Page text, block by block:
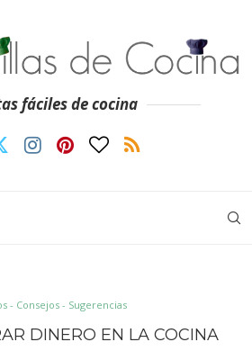
fáciles de cocina
- Consejos - Sugerencias
DINERO EN LA COCINA